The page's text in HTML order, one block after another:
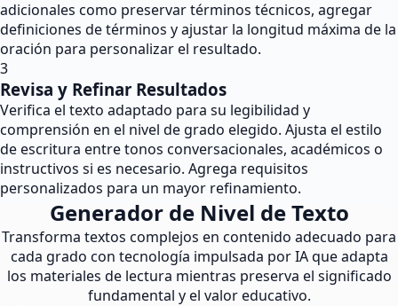
adicionales como preservar términos técnicos, agregar
definiciones de términos y ajustar la longitud máxima de la
oración para personalizar el resultado.
3
Revisa y Refinar Resultados
Verifica el texto adaptado para su legibilidad y
comprensión en el nivel de grado elegido. Ajusta el estilo
de escritura entre tonos conversacionales, académicos o
instructivos si es necesario. Agrega requisitos
personalizados para un mayor refinamiento.
Generador de Nivel de Texto
Transforma textos complejos en contenido adecuado para
cada grado con tecnología impulsada por IA que adapta
los materiales de lectura mientras preserva el significado
fundamental y el valor educativo.